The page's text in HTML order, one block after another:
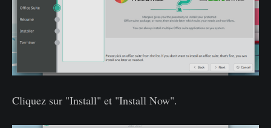
Cliquez sur "Install" et "Install Now".